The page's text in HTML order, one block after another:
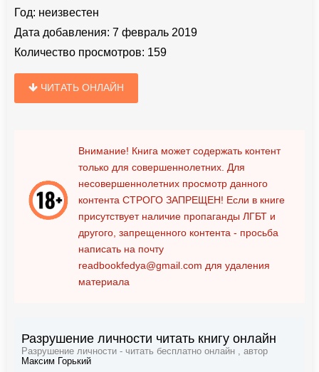
Год: неизвестен
Дата добавления: 7 февраль 2019
Количество просмотров: 159
ЧИТАТЬ ОНЛАЙН
Внимание! Книга может содержать контент
только для совершеннолетних. Для
несовершеннолетних просмотр данного
контента СТРОГО ЗАПРЕЩЕН! Если в книге
присутствует наличие пропаганды ЛГБТ и
другого, запрещенного контента - просьба
написать на почту
readbookfedya@gmail.com для удаления
материала
Разрушение личности читать книгу онлайн
Разрушение личности - читать бесплатно онлайн , автор
Максим Горький